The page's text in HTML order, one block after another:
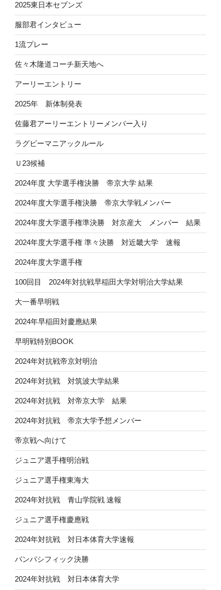
2025東日本セブンズ
服部君インタビュー
1流プレー
佐々木隆道コーチ新天地へ
アーリーエントリー
2025年 新体制発表
佐藤君アーリーエントリーメンバー入り
ラグビーマニアックルール
Ｕ23候補
2024年度 大学選手権決勝 帝京大学 結果
2024年度大学選手権決勝 帝京大学戦メンバー
2024年度大学選手権準決勝 対京産大 メンバー 結果
2024年度大学選手権 準々決勝 対近畿大学 速報
2024年度大学選手権
100回目 2024年対抗戦早稲田大学対明治大学結果
大一番早明戦
2024年早稲田対慶應結果
早明戦特別BOOK
2024年対抗戦帝京対明治
2024年対抗戦 対筑波大学結果
2024年対抗戦 対帝京大学 結果
2024年対抗戦 帝京大学予想メンバー
帝京戦へ向けて
ジュニア選手権明治戦
ジュニア選手権東海大
2024年対抗戦 青山学院戦 速報
ジュニア選手権慶應戦
2024年対抗戦 対日本体育大学速報
パンパシフィック決勝
2024年対抗戦 対日本体育大学